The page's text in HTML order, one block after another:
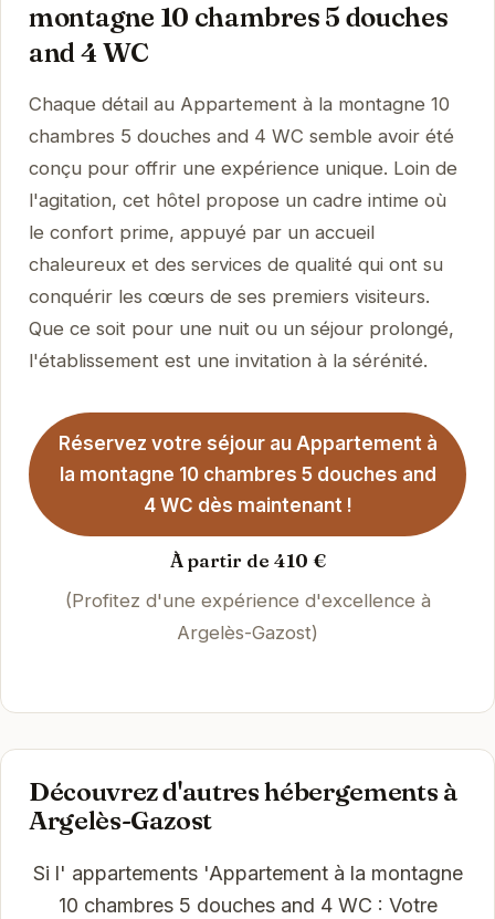
montagne 10 chambres 5 douches
and 4 WC
Chaque détail au Appartement à la montagne 10
chambres 5 douches and 4 WC semble avoir été
conçu pour offrir une expérience unique. Loin de
l'agitation, cet hôtel propose un cadre intime où
le confort prime, appuyé par un accueil
chaleureux et des services de qualité qui ont su
conquérir les cœurs de ses premiers visiteurs.
Que ce soit pour une nuit ou un séjour prolongé,
l'établissement est une invitation à la sérénité.
Réservez votre séjour au Appartement à
la montagne 10 chambres 5 douches and
4 WC dès maintenant !
À partir de 410 €
(Profitez d'une expérience d'excellence à
Argelès-Gazost)
Découvrez d'autres hébergements à
Argelès-Gazost
Si l' appartements 'Appartement à la montagne
10 chambres 5 douches and 4 WC : Votre